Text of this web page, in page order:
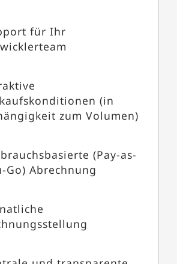
für Ihr
(in
zum Volumen)
(Pay-as-
Go) Abrechnung